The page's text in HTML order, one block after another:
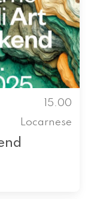
15.00
Locarnese